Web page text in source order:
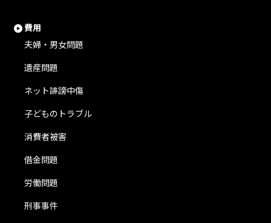
費用
夫婦・男女問題
遺産問題
ネット誹謗中傷
子どものトラブル
消費者被害
借金問題
労働問題
刑事事件